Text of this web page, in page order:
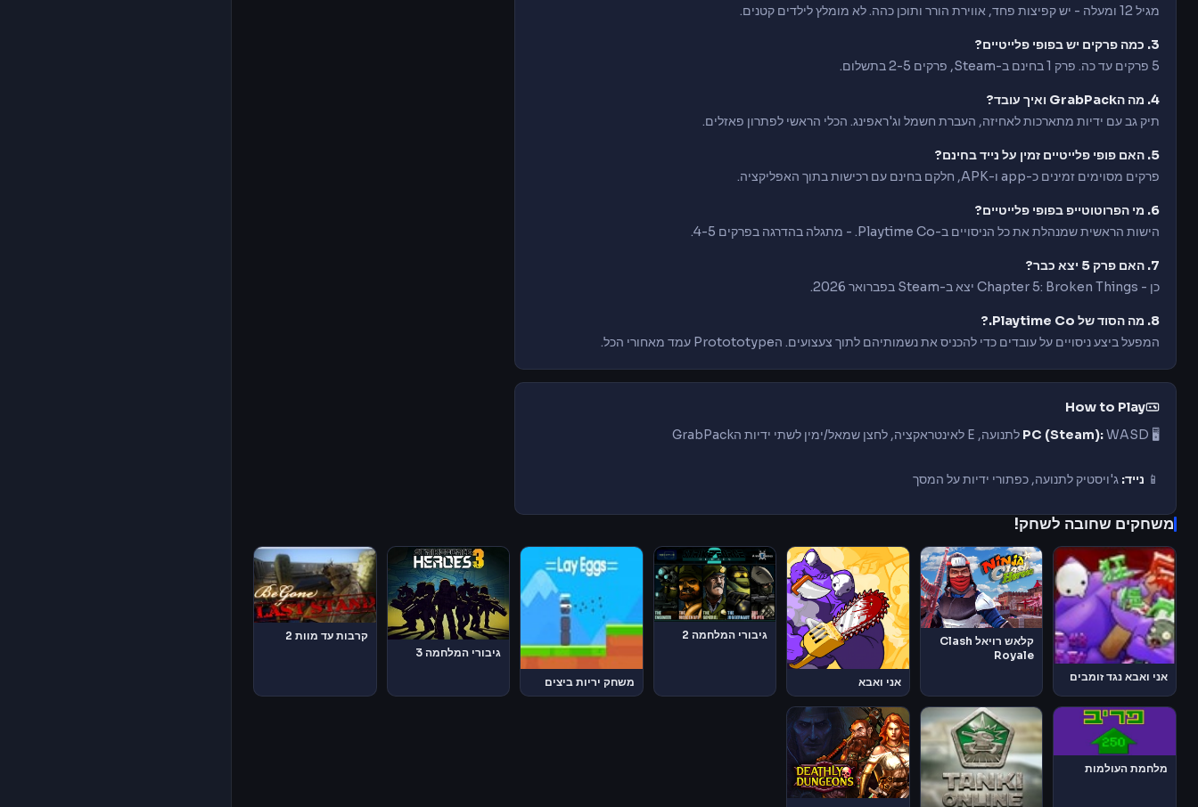
מגיל 12 ומעלה - יש קפיצות פחד, אווירת הורר ותוכן כהה. לא מומלץ לילדים קטנים.
3. כמה פרקים יש בפופי פלייטיים?
5 פרקים עד כה. פרק 1 בחינם ב-Steam, פרקים 2-5 בתשלום.
4. מה הGrabPack ואיך עובד?
תיק גב עם ידיות מתארכות לאחיזה, העברת חשמל וג'ראפינג. הכלי הראשי לפתרון פאזלים.
5. האם פופי פלייטיים זמין על נייד בחינם?
פרקים מסוימים זמינים כ-app ו-APK, חלקם בחינם עם רכישות בתוך האפליקציה.
6. מי הפרוטוטייפ בפופי פלייטיים?
הישות הראשית שמנהלת את כל הניסויים ב-Playtime Co. - מתגלה בהדרגה בפרקים 4-5.
7. האם פרק 5 יצא כבר?
כן - Chapter 5: Broken Things יצא ב-Steam בפברואר 2026.
8. מה הסוד של Playtime Co.?
המפעל ביצע ניסויים על עובדים כדי להכניס את נשמותיהם לתוך צעצועים. הProtototype עמד מאחורי הכל.
How to Play
🖥️
PC (Steam):WASD לתנועה, E לאינטראקציה, לחצן שמאל/ימין לשתי ידיות הGrabPack
📱 נייד: ג'ויסטיק לתנועה, כפתורי ידיות על המסך
משחקים שחובה לשחק!
אני ואבא נגד זומבים
קלאש רויאל Clash
Royale
אני ואבא
גיבורי המלחמה 2
משחק יריות ביצים
גיבורי המלחמה 3
קרבות עד מוות 2
מלחמת העולמות